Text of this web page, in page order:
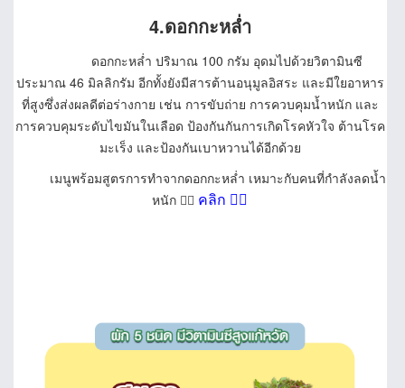
4.ดอกกะหล่ำ
ดอกกะหล่ำ ปริมาณ 100 กรัม อุดมไปด้วยวิตามินซี
ประมาณ 46 มิลลิกรัม อีกทั้งยังมีสารต้านอนุมูลอิสระ และมีใยอาหาร
ที่สูงซึ่งส่งผลดีต่อร่างกาย เช่น การขับถ่าย การควบคุมน้ำหนัก และ
การควบคุมระดับไขมันในเลือด ป้องกันกันการเกิดโรคหัวใจ ต้านโรค
มะเร็ง และป้องกันเบาหวานได้อีกด้วย
เมนูพร้อมสูตรการทำจากดอกกะหล่ำ เหมาะกับคนที่กำลังลดน้ำ
หนัก 👉🏻 คลิก 👈🏻